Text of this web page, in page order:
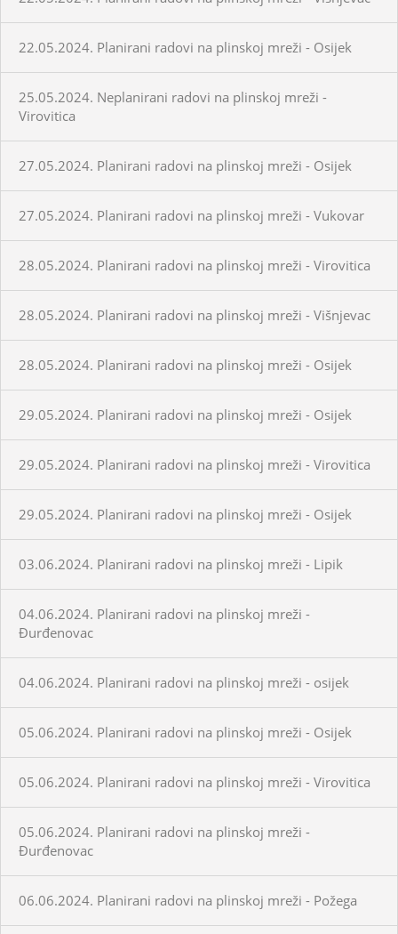
22.05.2024. Planirani radovi na plinskoj mreži - Osijek
25.05.2024. Neplanirani radovi na plinskoj mreži -
Virovitica
27.05.2024. Planirani radovi na plinskoj mreži - Osijek
27.05.2024. Planirani radovi na plinskoj mreži - Vukovar
28.05.2024. Planirani radovi na plinskoj mreži - Virovitica
28.05.2024. Planirani radovi na plinskoj mreži - Višnjevac
28.05.2024. Planirani radovi na plinskoj mreži - Osijek
29.05.2024. Planirani radovi na plinskoj mreži - Osijek
29.05.2024. Planirani radovi na plinskoj mreži - Virovitica
29.05.2024. Planirani radovi na plinskoj mreži - Osijek
03.06.2024. Planirani radovi na plinskoj mreži - Lipik
04.06.2024. Planirani radovi na plinskoj mreži -
Đurđenovac
04.06.2024. Planirani radovi na plinskoj mreži - osijek
05.06.2024. Planirani radovi na plinskoj mreži - Osijek
05.06.2024. Planirani radovi na plinskoj mreži - Virovitica
05.06.2024. Planirani radovi na plinskoj mreži -
Đurđenovac
06.06.2024. Planirani radovi na plinskoj mreži - Požega